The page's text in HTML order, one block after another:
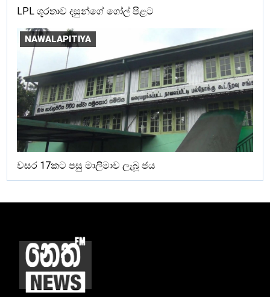
LPL ශූරතාව දසුන්ගේ ගෝල් පිළට
NAWALAPITIYA
වසර 17කට පසු මාලිමාව ලැබූ ජය